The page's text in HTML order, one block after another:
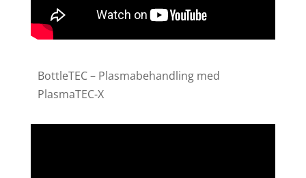
BottleTEC – Plasmabehandling med
PlasmaTEC-X